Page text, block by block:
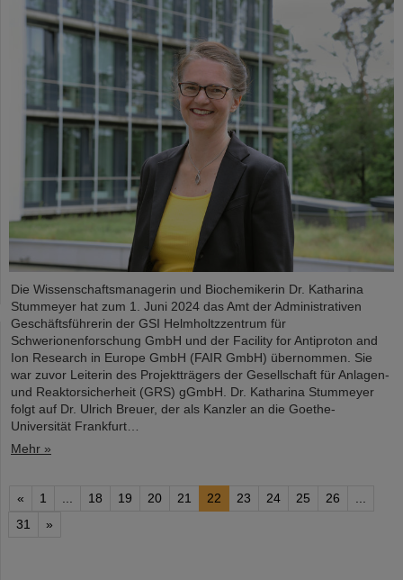
Die Wissenschaftsmanagerin und Biochemikerin Dr. Katharina
Stummeyer hat zum 1. Juni 2024 das Amt der Administrativen
Geschäftsführerin der GSI Helmholtzzentrum für
Schwerionenforschung GmbH und der Facility for Antiproton and
Ion Research in Europe GmbH (FAIR GmbH) übernommen. Sie
war zuvor Leiterin des Projektträgers der Gesellschaft für Anlagen-
und Reaktorsicherheit (GRS) gGmbH. Dr. Katharina Stummeyer
folgt auf Dr. Ulrich Breuer, der als Kanzler an die Goethe-
Universität Frankfurt…
Mehr »
« 1 18 19 20 21 22 23 24 25 26
31
»